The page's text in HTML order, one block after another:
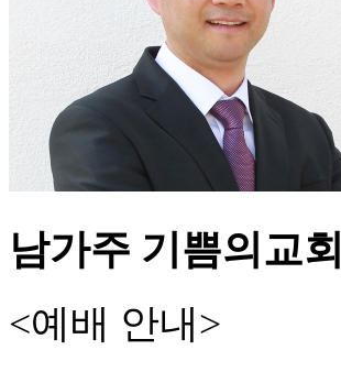
남가주 기쁨의교회
<예배 안내>